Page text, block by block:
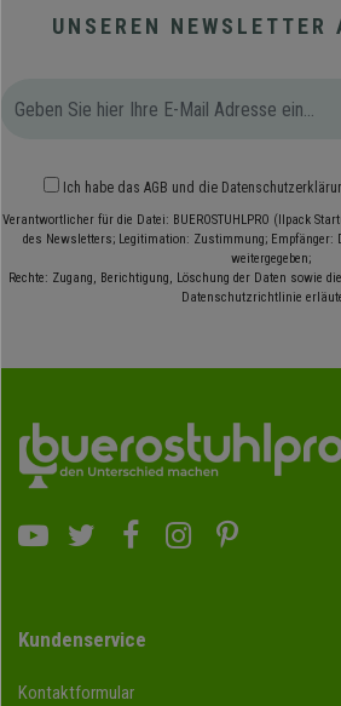
UNSEREN NEWSLETTER
Ich habe das AGB und die
Verantwortlicher für die Datei: BUEROSTUHLPRO (Ilpack
des Newsletters; Legitimation: Zustimmung; Empfänger:
weitergegeben;
Rechte: Zugang, Berichtigung, Löschung der Daten sowie
Datenschutzrichtlinie
Kundenservice
Kontaktformular